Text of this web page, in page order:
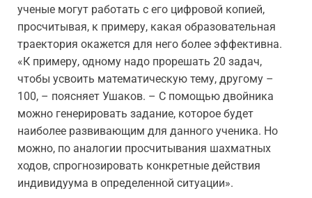
ученые могут работать с его цифровой копией,
просчитывая, к примеру, какая образовательная
траектория окажется для него более эффективна.
«К примеру, одному надо прорешать 20 задач,
чтобы усвоить математическую тему, другому –
100, – поясняет Ушаков. – С помощью двойника
можно генерировать задание, которое будет
наиболее развивающим для данного ученика. Но
можно, по аналогии просчитывания шахматных
ходов, спрогнозировать конкретные действия
индивидуума в определенной ситуации».